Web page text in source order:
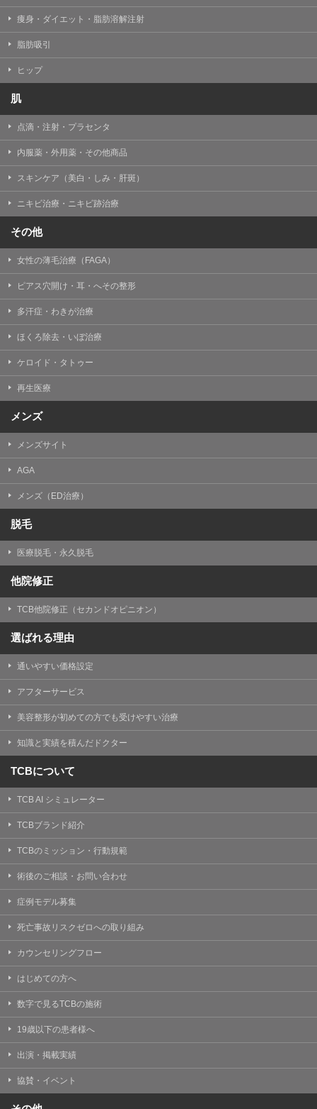
TCBグループが運営するWEBサイトでは、アクセスログ
として患者様の履歴情報をサーバ上に記録しています。
アクセスログはWEBサイトの保守管理や利用状況に関す
る統計分析のために使用されます。それ以外の目的で使
用されることはありません。
事業上の必要性等に応じて、改定される場合がありま
す。
掲載したときをもって効力を生じるものとします。
痩身・ダイエット・脂肪溶解注射
脂肪吸引
ヒップ
肌
点滴・注射・プラセンタ
内服薬・外用薬・その他商品
スキンケア（美白・しみ・肝斑）
ニキビ治療・ニキビ跡治療
その他
女性の薄毛治療（FAGA）
ピアス穴開け・耳・へその整形
多汗症・わきが治療
ほくろ除去・いぼ治療
ケロイド・タトゥー
再生医療
メンズ
メンズサイト
AGA
メンズ（ED治療）
脱毛
医療脱毛・永久脱毛
他院修正
TCB他院修正（セカンドオピニオン）
選ばれる理由
通いやすい価格設定
アフターサービス
美容整形が初めての方でも受けやすい治療
知識と実績を積んだドクター
TCBについて
TCB AI シミュレーター
TCBブランド紹介
TCBのミッション・行動規範
術後のご相談・お問い合わせ
症例モデル募集
死亡事故リスクゼロへの取り組み
カウンセリングフロー
はじめての方へ
数字で見るTCBの施術
19歳以下の患者様へ
出演・掲載実績
協賛・イベント